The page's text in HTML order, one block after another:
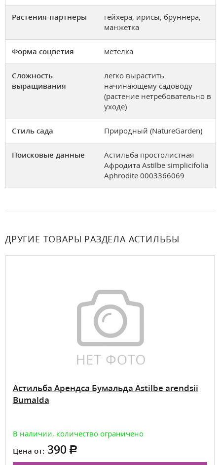
Растения-партнеры
гейхера, ирисы, бруннера,
манжетка
Форма соцветия метелка
Сложность
выращивания
легко вырастить
начинающему садоводу
(растение нетребовательно в
уходе)
Стиль сада Природный (NatureGarden)
Поисковые данные
Астильба простолистная
Афродита Astilbe simplicifolia
Aphrodite 0003366069
ДРУГИЕ ТОВАРЫ РАЗДЕЛА АСТИЛЬБЫ
Астильба Арендса Бумальда Astilbe arendsii
Bumalda
В наличии, количество ограничено
Цена от: 390